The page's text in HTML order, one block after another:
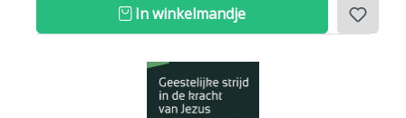
In winkelmandje